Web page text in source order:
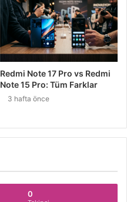
Redmi Note 17 Pro vs Redmi
Note 15 Pro: Tüm Farklar
3 hafta önce
0